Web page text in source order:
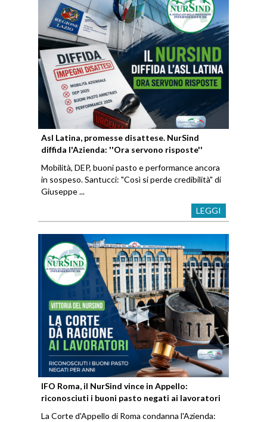
Asl Latina, promesse disattese. NurSind
diffida l'Azienda: ''Ora servono risposte''
Mobilità, DEP, buoni pasto e performance ancora
in sospeso. Santucci: "Così si perde credibilità" di
Giuseppe ...
LEGGI
IFO Roma, il NurSind vince in Appello:
riconosciuti i buoni pasto negati ai lavoratori
La Corte d'Appello di Roma condanna l'Azienda: